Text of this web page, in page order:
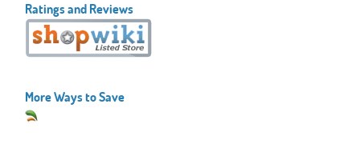
Ratings and Reviews
More Ways to Save